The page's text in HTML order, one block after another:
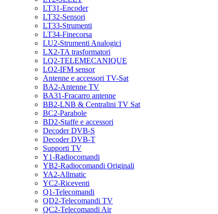
LT31-Encoder
LT32-Sensori
LT33-Strumenti
LT34-Finecorsa
LU2-Strumenti Analogici
LX2-TA trasformatori
LQ2-TELEMECANIQUE
LO2-IFM sensor
Antenne e accessori TV-Sat
BA2-Antenne TV
BA31-Fracarro antenne
BB2-LNB & Centralini TV Sat
BC2-Parabole
BD2-Staffe e accessori
Decoder DVB-S
Decoder DVB-T
Supporti TV
Y1-Radiocomandi
YB2-Radiocomandi Originali
YA2-Allmatic
YC2-Riceventi
Q1-Telecomandi
QD2-Telecomandi TV
QC2-Telecomandi Air